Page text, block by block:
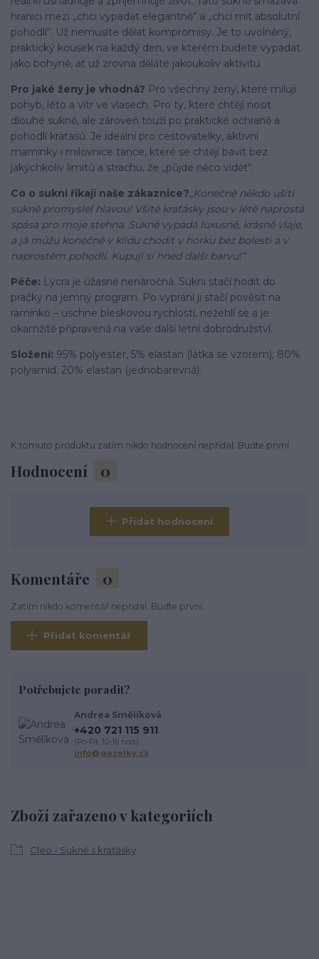
hranici mezi „chci vypadat elegantně“ a „chci mít absolutní
pohodlí“. Už nemusíte dělat kompromisy. Je to uvolněný,
praktický kousek na každý den, ve kterém budete vypadat
jako bohyně, ať už zrovna děláte jakoukoliv aktivitu.
Pro jaké ženy je vhodná? Pro všechny ženy, které milují
pohyb, léto a vítr ve vlasech. Pro ty, které chtějí nosit
dlouhé sukně, ale zároveň touží po praktické ochraně a
pohodlí kraťasů. Je ideální pro cestovatelky, aktivní
maminky i milovnice tance, které se chtějí bavit bez
jakýchkoliv limitů a strachu, že „půjde něco vidět“.
Co o sukni říkají naše zákaznice?„Konečně někdo ušití
sukně promyslel hlavou! Všité kraťásky jsou v létě naprostá
spása pro moje stehna. Sukně vypadá luxusně, krásně vlaje,
a já můžu konečně v klidu chodit v horku bez bolesti a v
naprostém pohodlí. Kupuji si hned další barvu!“
Péče: Lycra je úžasně nenáročná. Sukni stačí hodit do
pračky na jemný program. Po vyprání ji stačí pověsit na
ramínko – uschne bleskovou rychlostí, nežehlí se a je
okamžitě připravená na vaše další letní dobrodružství.
Složení: 95% polyester, 5% elastan (látka se vzorem); 80%
polyamid, 20% elastan (jednobarevná).
Hodnocení 0
K tomuto produktu zatím nikdo hodnocení nepřidal. Buďte první.
Přidat hodnocení
Komentáře 0
Zatím nikdo komentář nepřidal. Buďte první.
Přidat komentář
Zboží zařazeno v kategoriích
Cleo - Sukně s kraťásky
Potřebujete poradit?
Andrea Smělíková
+420 721 115 911
(Po-Pá, 10-16 hod.)
info@gazelky.cz